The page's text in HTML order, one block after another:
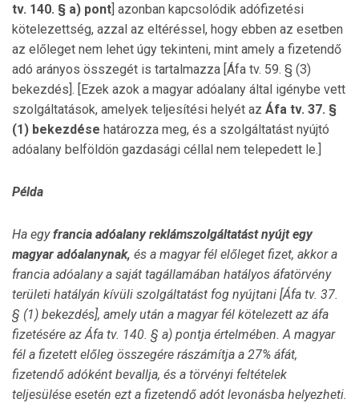
tv. 140. § a) pont] azonban kapcsolódik adófizetési
kötelezettség, azzal az eltéréssel, hogy ebben az esetben
az előleget nem lehet úgy tekinteni, mint amely a fizetendő
adó arányos összegét is tartalmazza [Áfa tv. 59. § (3)
bekezdés]. [Ezek azok a magyar adóalany által igénybe vett
szolgáltatások, amelyek teljesítési helyét az Áfa tv. 37. §
(1) bekezdése határozza meg, és a szolgáltatást nyújtó
adóalany belföldön gazdasági céllal nem telepedett le.]
Példa
Ha egyfrancia adóalany reklámszolgáltatást nyújt egy
magyar adóalanynak, és a magyar fél előleget fizet, akkor a
francia adóalany a saját tagállamában hatályos áfatörvény
területi hatályán kívüli szolgáltatást fog nyújtani [Áfa tv. 37.
§ (1) bekezdés], amely után a magyar fél kötelezett az áfa
fizetésére az Áfa tv. 140. § a) pontja értelmében. A magyar
fél a fizetett előleg összegére rászámítja a 27% áfát,
fizetendő adóként bevallja, és a törvényi feltételek
teljesülése esetén ezt a fizetendő adót levonásba helyezheti.